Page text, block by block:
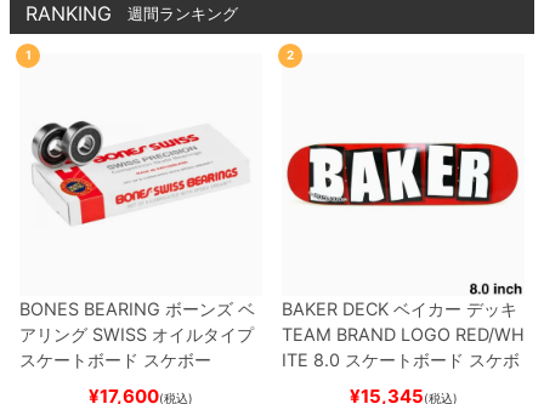
RANKING 週間ランキング
1
BONES BEARING ボーンズ ベ
アリング SWISS オイルタイプ
スケートボード スケボー
¥17,600(税込)
2
BAKER DECK ベイカー デッキ
TEAM BRAND LOGO RED/WH
ITE 8.0 スケートボード スケボ
¥15,345(税込)